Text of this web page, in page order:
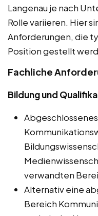
Langenau je nach
Rolle variieren. Hier
Anforderungen, die
Position gestellt
Fachliche
Bildung und
verwandten
Alternativ eine
Bereich